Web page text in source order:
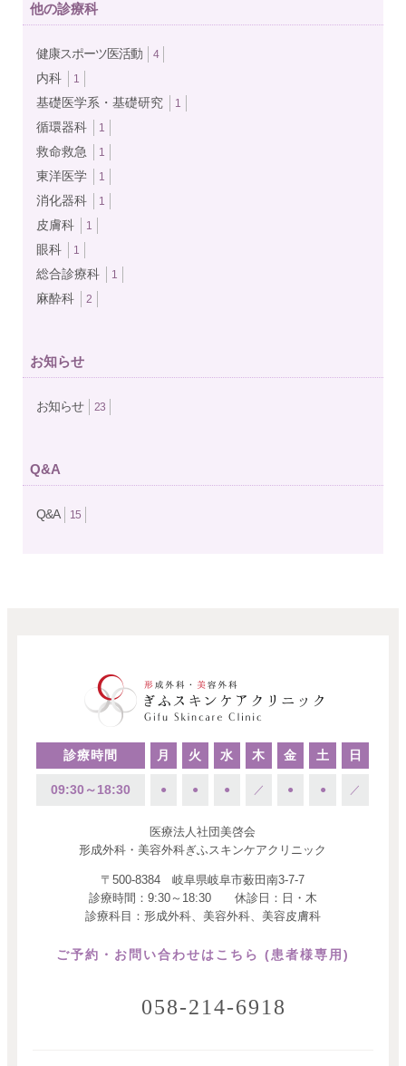
他の診療科
健康スポーツ医活動 4
内科 1
基礎医学系・基礎研究 1
循環器科 1
救命救急 1
東洋医学 1
消化器科 1
皮膚科 1
眼科 1
総合診療科 1
麻酔科 2
お知らせ
お知らせ 23
Q&A
Q&A 15
診療時間 月 火 水 木 金 土 日
09:30～18:30 ● ● ● ／ ● ● ／
医療法人社団美啓会
形成外科・美容外科ぎふスキンケアクリニック
〒500-8384 岐阜県岐阜市薮田南3-7-7
診療時間：9:30～18:30 休診日：日・木
診療科目：形成外科、美容外科、美容皮膚科
ご予約・お問い合わせはこちら (患者様専用)
058-214-6918